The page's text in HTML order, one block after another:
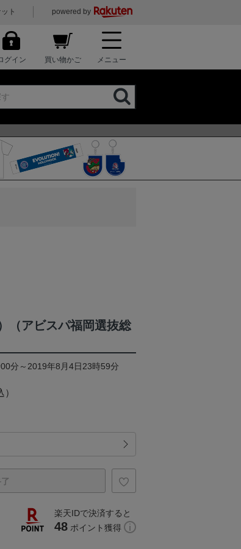
ト powered by
グイン 買い物かご メニュー
（アビスパ福岡選抜総
分～2019年8月4日23時59分
）
楽天IDで決済すると
48 ポイント獲得